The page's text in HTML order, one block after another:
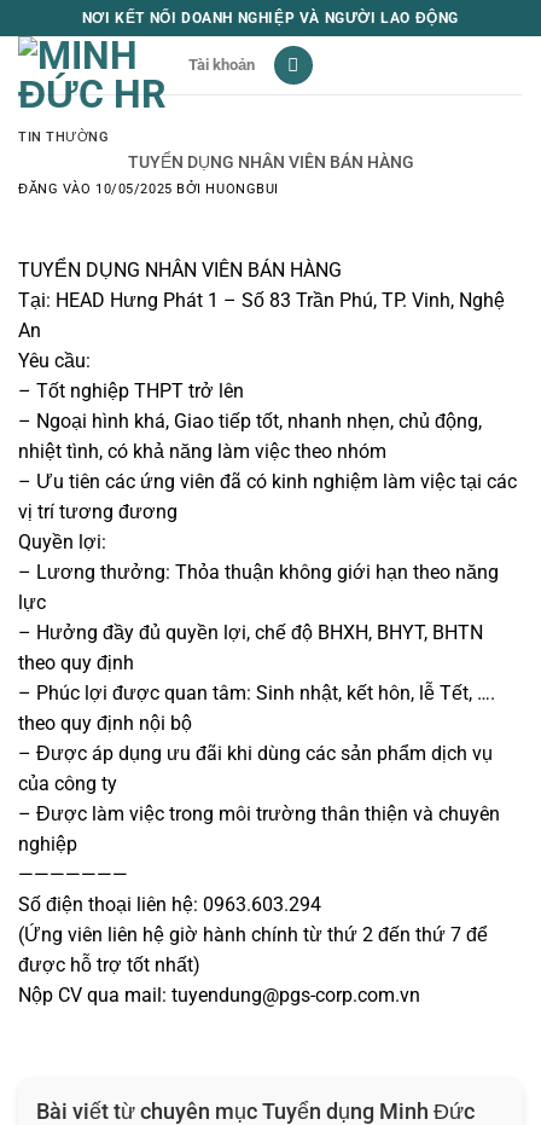
qua
dung
NƠI KẾT NỐI DOANH NGHIỆP VÀ NGƯỜI LAO ĐỘNG
Tài khoản
TIN THƯỜNG
TUYỂN DỤNG NHÂN VIÊN BÁN HÀNG
ĐĂNG VÀO 10/05/2025 BỞIHUONGBUI
TUYỂN DỤNG NHÂN VIÊN BÁN HÀNG
Tại: HEAD Hưng Phát 1 – Số 83 Trần Phú, TP. Vinh, Nghệ
An
Yêu cầu:
– Tốt nghiệp THPT trở lên
– Ngoại hình khá, Giao tiếp tốt, nhanh nhẹn, chủ động,
nhiệt tình, có khả năng làm việc theo nhóm
– Ưu tiên các ứng viên đã có kinh nghiệm làm việc tại các
vị trí tương đương
Quyền lợi:
– Lương thưởng: Thỏa thuận không giới hạn theo năng
lực
– Hưởng đầy đủ quyền lợi, chế độ BHXH, BHYT, BHTN
theo quy định
– Phúc lợi được quan tâm: Sinh nhật, kết hôn, lễ Tết, ….
theo quy định nội bộ
– Được áp dụng ưu đãi khi dùng các sản phẩm dịch vụ
của công ty
– Được làm việc trong môi trường thân thiện và chuyên
nghiệp
———————
Số điện thoại liên hệ: 0963.603.294
(Ứng viên liên hệ giờ hành chính từ thứ 2 đến thứ 7 để
được hỗ trợ tốt nhất)
Nộp CV qua mail: tuyendung@pgs-corp.com.vn
Bài viết từ chuyên mục Tuyển dụng Minh Đức